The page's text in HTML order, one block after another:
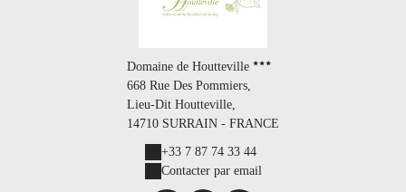
Domaine de Houtteville
668 Rue Des Pommiers,
Lieu-Dit Houtteville,
14710 SURRAIN - FRANCE
+33 7 87 74 33 44
Contacter par email